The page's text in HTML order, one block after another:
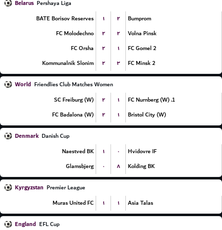
Belarus Pershaya Liga
BATE Borisov Reserves
۱ ۲
Bumprom
FC Molodechno
۲ ۲
Volna Pinsk
FC Orsha
۲ ۱
FC Gomel 2
Kommunalnik Slonim
۲ ۳ FC Minsk 2
World Friendlies Club Matches Women
SC Freiburg (W)
۲ ۱
1. FC Nurnberg (W)
FC Badalona (W)
۲ ۱ Bristol City (W)
Denmark Danish Cup
Naestved BK
۱ ۰
Hvidovre IF
Glamsbjerg
۰ ۸ Kolding BK
Kyrgyzstan Premier League
Muras United FC
۱ ۱ Asia Talas
England EFL Cup